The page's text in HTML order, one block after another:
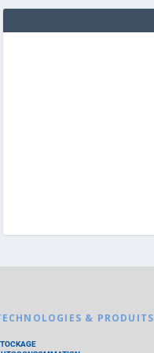
& PRODUITS